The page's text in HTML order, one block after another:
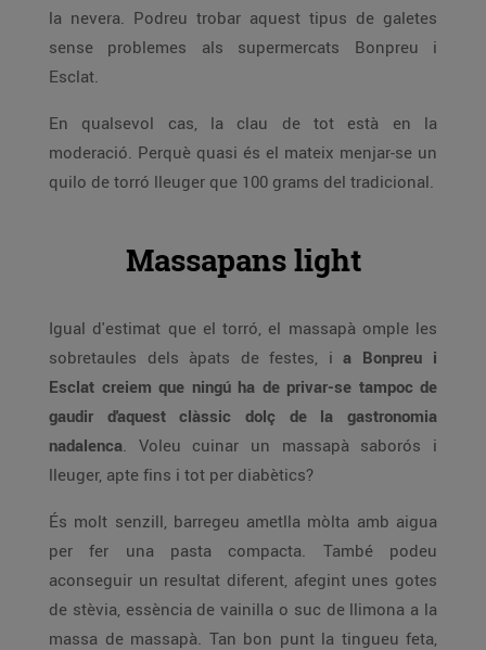
la nevera. Podreu trobar aquest tipus de galetes
sense problemes als supermercats Bonpreu i
Esclat.
En qualsevol cas, la clau de tot està en la
moderació. Perquè quasi és el mateix menjar-se un
quilo de torró lleuger que 100 grams del tradicional.
Massapans light
Igual d'estimat que el torró, el massapà omple les
sobretaules dels àpats de festes, i a Bonpreu i
Esclat creiem que ningú ha de privar-se tampoc de
gaudir d'aquest clàssic dolç de la gastronomia
nadalenca. Voleu cuinar un massapà saborós i
lleuger, apte fins i tot per diabètics?
És molt senzill, barregeu ametlla mòlta amb aigua
per fer una pasta compacta. També podeu
aconseguir un resultat diferent, afegint unes gotes
de stèvia, essència de vainilla o suc de llimona a la
massa de massapà. Tan bon punt la tingueu feta,